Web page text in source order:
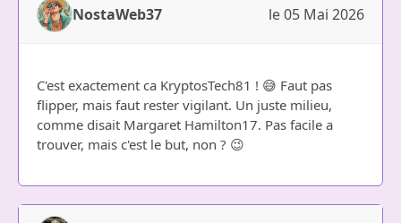
NostaWeb37 le 05 Mai 2026
C'est exactement ca KryptosTech81 ! 😅 Faut pas
flipper, mais faut rester vigilant. Un juste milieu,
comme disait Margaret Hamilton17. Pas facile a
trouver, mais c'est le but, non ? 😉